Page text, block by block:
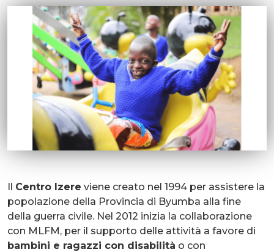
Il Centro Izere viene creato nel 1994 per assistere la
popolazione della Provincia di Byumba alla fine
della guerra civile. Nel 2012 inizia la collaborazione
con MLFM, per il supporto delle attività a favore di
bambini e ragazzi con disabilità o con